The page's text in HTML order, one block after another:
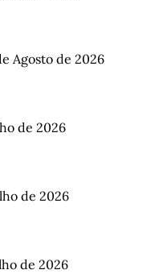
Agosto de 2026
de 2026
de 2026
de 2026